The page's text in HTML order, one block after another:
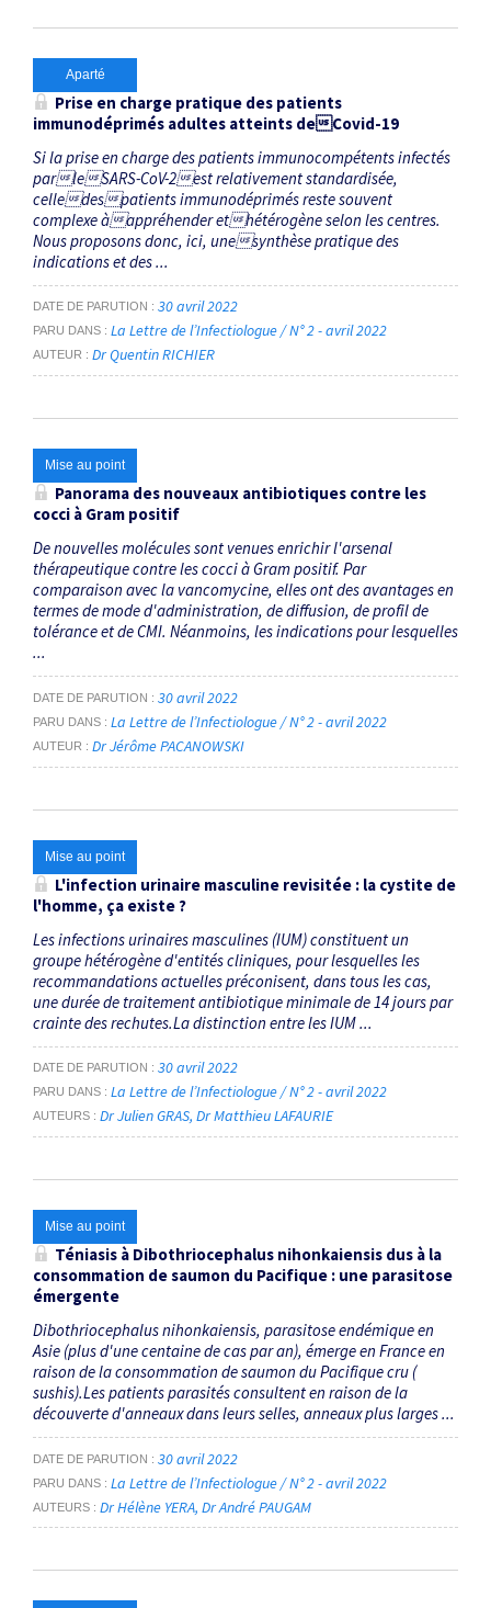
Aparté
Prise en charge pratique des patients
immunodéprimés adultes atteints deCovid-19
Si la prise en charge des patients immunocompétents infectés
parleSARS-CoV-2est relativement standardisée,
celledespatients immunodéprimés reste souvent
complexe àappréhender ethétérogène selon les centres.
Nous proposons donc, ici, unesynthèse pratique des
indications et des ...
DATE DE PARUTION 30 avril 2022
PARU DANS La Lettre de l’Infectiologue / N° 2 - avril 2022
AUTEUR Dr Quentin RICHIER
Mise au point
Panorama des nouveaux antibiotiques contre les
cocci à Gram positif
De nouvelles molécules sont venues enrichir l'arsenal
thérapeutique contre les cocci à Gram positif. Par
comparaison avec la vancomycine, elles ont des avantages en
termes de mode d'administration, de diffusion, de profil de
tolérance et de CMI. Néanmoins, les indications pour lesquelles
...
DATE DE PARUTION 30 avril 2022
PARU DANS La Lettre de l’Infectiologue / N° 2 - avril 2022
AUTEUR Dr Jérôme PACANOWSKI
Mise au point
L'infection urinaire masculine revisitée : la cystite de
l'homme, ça existe ?
Les infections urinaires masculines (IUM) constituent un
groupe hétérogène d'entités cliniques, pour lesquelles les
recommandations actuelles préconisent, dans tous les cas,
une durée de traitement antibiotique minimale de 14 jours par
crainte des rechutes.La distinction entre les IUM ...
DATE DE PARUTION 30 avril 2022
PARU DANS La Lettre de l’Infectiologue / N° 2 - avril 2022
AUTEURS Dr Julien GRAS Dr Matthieu LAFAURIE
Mise au point
Téniasis à Dibothriocephalus nihonkaiensis dus à la
consommation de saumon du Pacifique : une parasitose
émergente
Dibothriocephalus nihonkaiensis, parasitose endémique en
Asie (plus d'une centaine de cas par an), émerge en France en
raison de la consommation de saumon du Pacifique cru (
sushis).Les patients parasités consultent en raison de la
découverte d'anneaux dans leurs selles, anneaux plus larges ...
DATE DE PARUTION 30 avril 2022
PARU DANS La Lettre de l’Infectiologue / N° 2 - avril 2022
AUTEURS Dr Hélène YERA Dr André PAUGAM